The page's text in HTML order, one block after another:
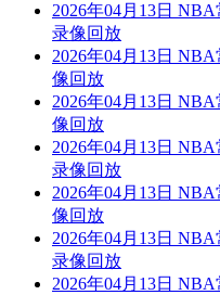
2026年04月13日
录像回放
2026年04月13日
像回放
2026年04月13日
像回放
2026年04月13日
录像回放
2026年04月13日
像回放
2026年04月13日
录像回放
2026年04月13日